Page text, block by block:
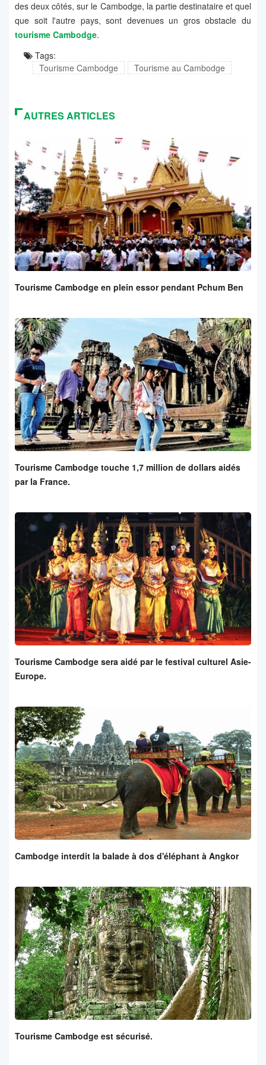
des deux côtés, sur le Cambodge, la partie destinataire et quel
que soit l'autre pays, sont devenues un gros obstacle du
tourisme Cambodge.
Tags:
Tourisme Cambodge
Tourisme au Cambodge
AUTRES ARTICLES
Tourisme Cambodge en plein essor pendant Pchum Ben
Tourisme Cambodge touche 1,7 million de dollars aidés
par la France.
Tourisme Cambodge sera aidé par le festival culturel Asie-
Europe.
Cambodge interdit la balade à dos d'éléphant à Angkor
Tourisme Cambodge est sécurisé.